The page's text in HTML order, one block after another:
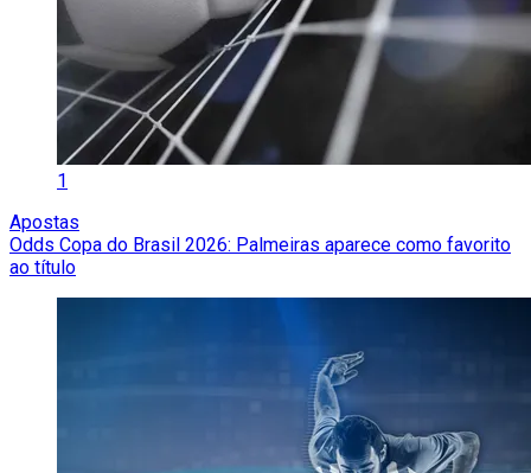
1
Apostas
Odds Copa do Brasil 2026: Palmeiras aparece como favorito
ao título